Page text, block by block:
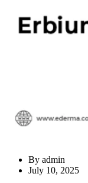
By admin
July 10, 2025